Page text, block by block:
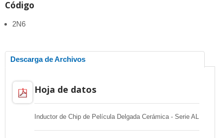
Código
2N6
Descarga de Archivos
Hoja de datos
Inductor de Chip de Película Delgada Cerámica - Serie AL